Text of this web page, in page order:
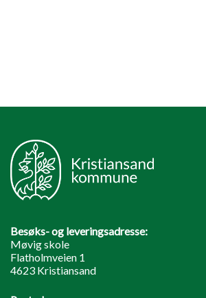
Besøks- og leveringsadresse:
Møvig skole
Flatholmveien 1
4623 Kristiansand